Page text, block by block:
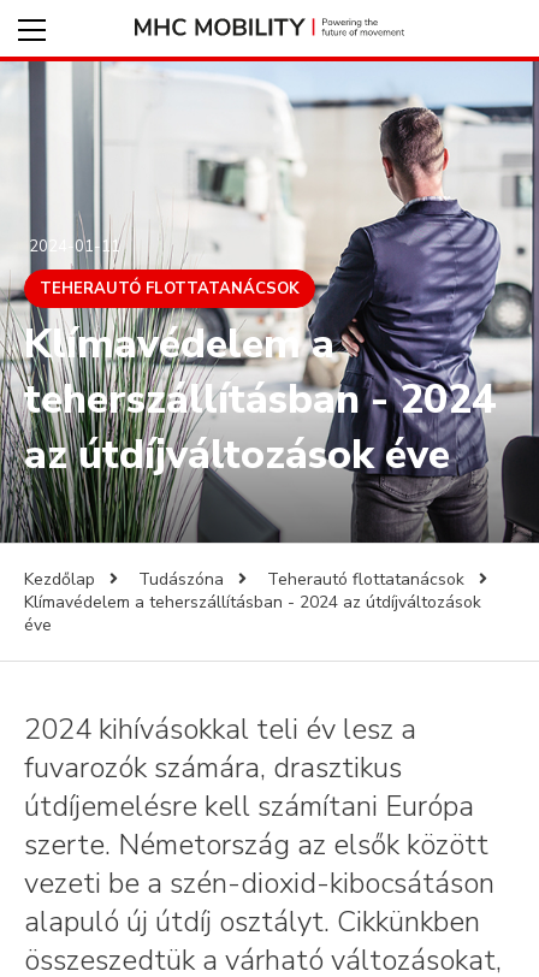
2024-01-11
TEHERAUTÓ FLOTTATANÁCSOK
Klímavédelem a
teherszállításban - 2024
az útdíjváltozások éve
Kezdőlap Tudászóna
Teherautó flottatanácsok
Klímavédelem a teherszállításban - 2024 az útdíjváltozások
éve
2024 kihívásokkal teli év lesz a
fuvarozók számára, drasztikus
útdíjemelésre kell számítani Európa
szerte. Németország az elsők között
vezeti be a szén-dioxid-kibocsátáson
alapuló új útdíj osztályt. Cikkünkben
összeszedtük a várható változásokat,